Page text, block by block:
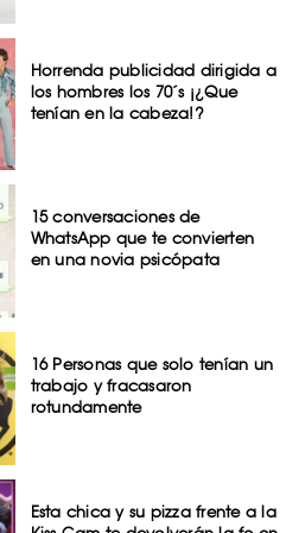
Horrenda publicidad dirigida a
los hombres los 70´s ¡¿Que
tenían en la cabeza!?
15 conversaciones de
WhatsApp que te convierten
en una novia psicópata
16 Personas que solo tenían un
trabajo y fracasaron
rotundamente
Esta chica y su pizza frente a la